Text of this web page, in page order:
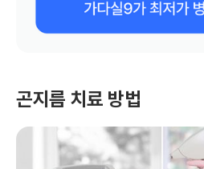
곤지름 치료 방법